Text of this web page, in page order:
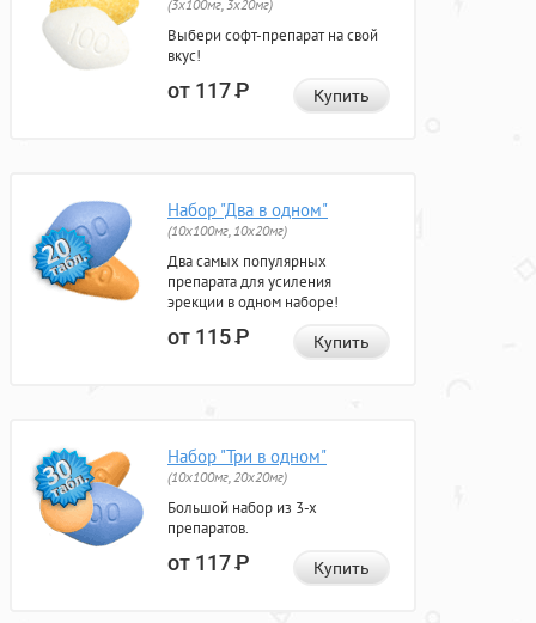
(3x100мг, 3x20мг)
Выбери софт-препарат на свой
вкус!
от 117Р Купить
Набор "Два в одном"
(10x100мг, 10x20мг)
Два самых популярных
препарата для усиления
эрекции в одном наборе!
от 115Р Купить
Набор "Три в одном"
(10x100мг, 20x20мг)
Большой набор из 3-х
препаратов.
от 117Р Купить